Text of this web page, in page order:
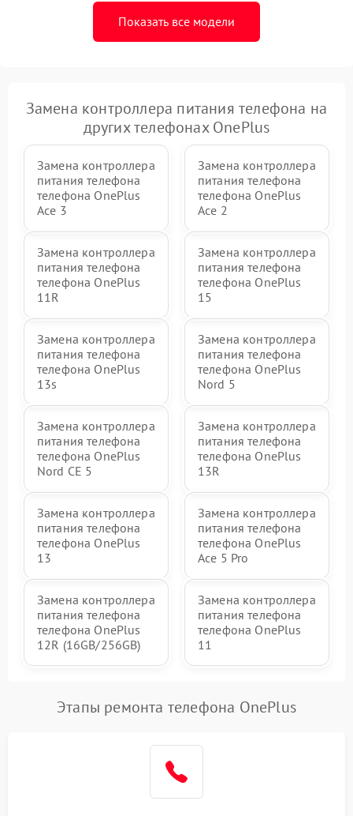
Показать все модели
Замена контроллера питания телефона на
других телефонах OnePlus
Замена контроллера
питания телефона
телефона OnePlus
Ace 3
Замена контроллера
питания телефона
телефона OnePlus
Ace 2
Замена контроллера
питания телефона
телефона OnePlus
11R
Замена контроллера
питания телефона
телефона OnePlus
15
Замена контроллера
питания телефона
телефона OnePlus
13s
Замена контроллера
питания телефона
телефона OnePlus
Nord 5
Замена контроллера
питания телефона
телефона OnePlus
Nord CE 5
Замена контроллера
питания телефона
телефона OnePlus
13R
Замена контроллера
питания телефона
телефона OnePlus
13
Замена контроллера
питания телефона
телефона OnePlus
Ace 5 Pro
Замена контроллера
питания телефона
телефона OnePlus
12R (16GB/256GB)
Замена контроллера
питания телефона
телефона OnePlus
11
Этапы ремонта телефона OnePlus